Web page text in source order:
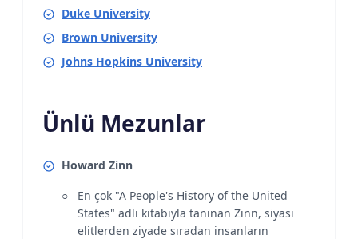
Duke University
Brown University
Johns Hopkins University
Ünlü Mezunlar
Howard Zinn
En çok "A People's History of the United
States" adlı kitabıyla tanınan Zinn, siyasi
elitlerden ziyade sıradan insanların